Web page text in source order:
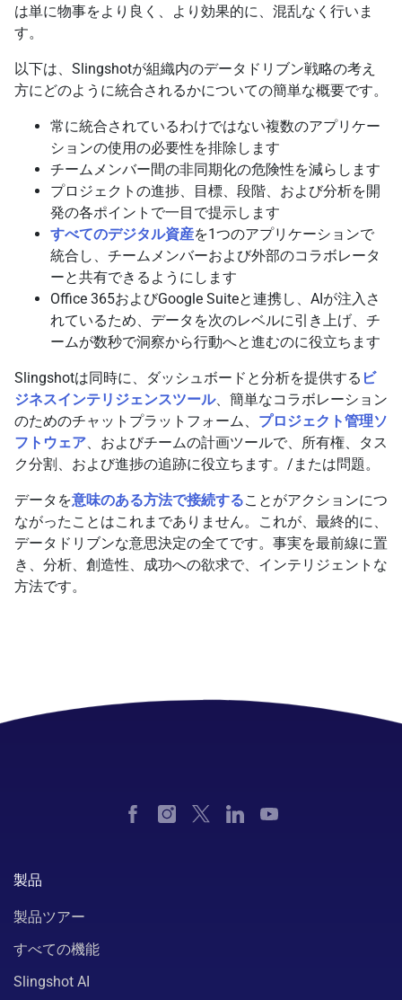
は単に物事をより良く、より効果的に、混乱なく行いま
す。
以下は、Slingshotが組織内のデータドリブン戦略の考え
方にどのように統合されるかについての簡単な概要です。
常に統合されているわけではない複数のアプリケー
ションの使用の必要性を排除します
チームメンバー間の非同期化の危険性を減らします
プロジェクトの進捗、目標、段階、および分析を開
発の各ポイントで一目で提示します
すべてのデジタル資産を1つのアプリケーションで
統合し、チームメンバーおよび外部のコラボレータ
ーと共有できるようにします
Office 365およびGoogle Suiteと連携し、AIが注入さ
れているため、データを次のレベルに引き上げ、チ
ームが数秒で洞察から行動へと進むのに役立ちます
Slingshotは同時に、ダッシュボードと分析を提供する ビ
ジネスインテリジェンスツール、簡単なコラボレーション
のためのチャットプラットフォーム、 プロジェクト管理ソ
フトウェア、およびチームの計画ツールで、所有権、タス
ク分割、および進捗の追跡に役立ちます。/または問題。
データを意味のある方法で接続することがアクションにつ
ながったことはこれまでありません。これが、最終的に、
データドリブンな意思決定の全てです。事実を最前線に置
き、分析、創造性、成功への欲求で、インテリジェントな
方法です。
製品
製品ツアー
すべての機能
Slingshot AI